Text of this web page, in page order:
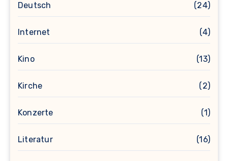
Deutsch (24)
Internet (4)
Kino (13)
Kirche (2)
Konzerte (1)
Literatur (16)